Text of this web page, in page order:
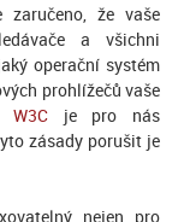
zaručeno, že vaše
a všichni
operační systém
prohlížečů vaše
W3C je pro nás
zásady porušit je
nejen pro